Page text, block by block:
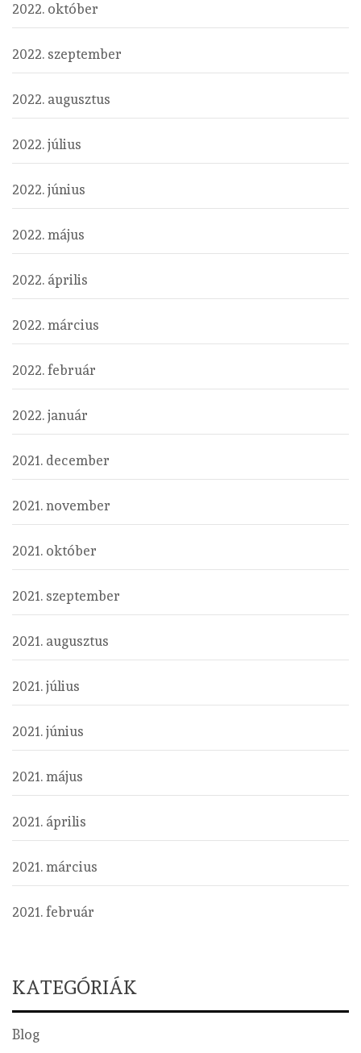
2022. október
2022. szeptember
2022. augusztus
2022. július
2022. június
2022. május
2022. április
2022. március
2022. február
2022. január
2021. december
2021. november
2021. október
2021. szeptember
2021. augusztus
2021. július
2021. június
2021. május
2021. április
2021. március
2021. február
KATEGÓRIÁK
Blog